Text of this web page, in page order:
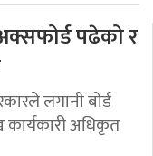
पढेको र
लगानी बोर्ड
अधिकृत